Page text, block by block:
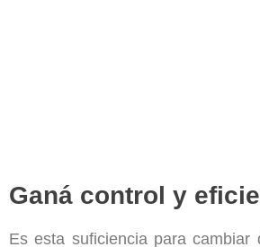
Ganá control y
Es esta suficiencia para cambiar